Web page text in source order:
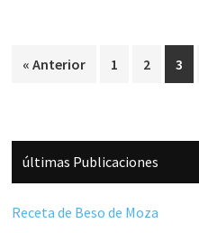
« Anterior Página
1 Página
2 3
Barra
lateral
principal
últimas Publicaciones
Receta de Beso de Moza